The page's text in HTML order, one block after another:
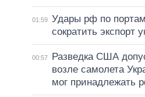
01:59 Удары рф по
сократить экспорт
00:57
Разведка США
возле самолета
мог принадлежать